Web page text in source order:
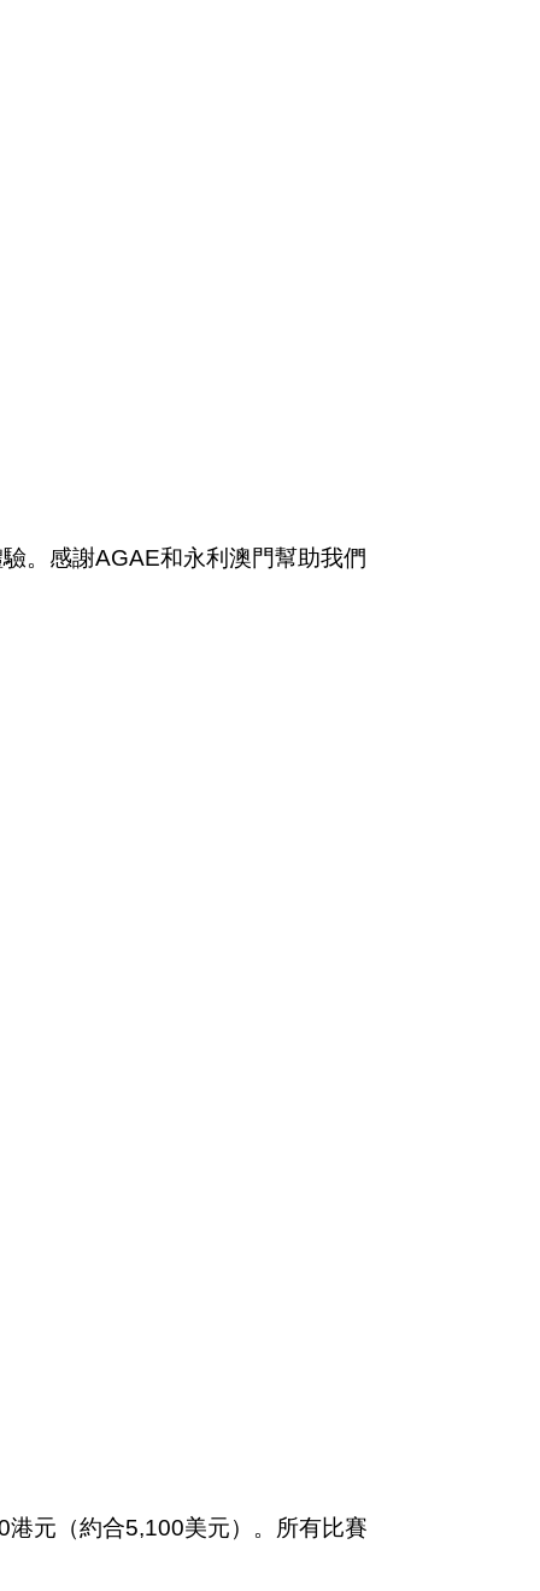
。感謝AGAE和永利澳門幫助我們
元（約合5,100美元）。所有比賽